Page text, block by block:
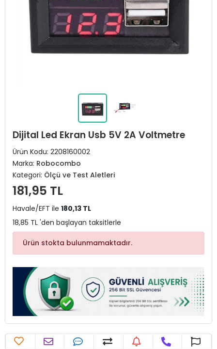
Dijital Led Ekran Usb 5V 2A Voltmetre
Ürün Kodu: 2208160002
Marka: Robocombo
Kategori: Ölçü ve Test Aletleri
181,95 TL
Havale/EFT ile 180,13 TL
18,85 TL 'den başlayan taksitlerle
Ürün stokta bulunmamaktadır.